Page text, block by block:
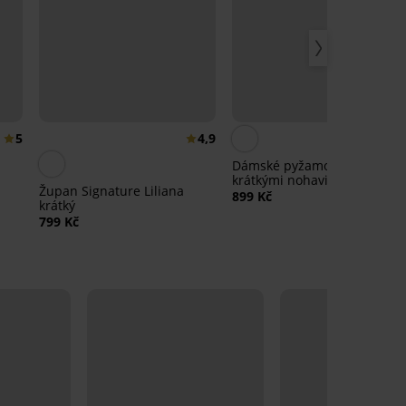
5 4,9
Župan Signature Liliana
krátký
799 Kč
Dámské pyžamo Nana s
krátkými nohavicemi
899 Kč